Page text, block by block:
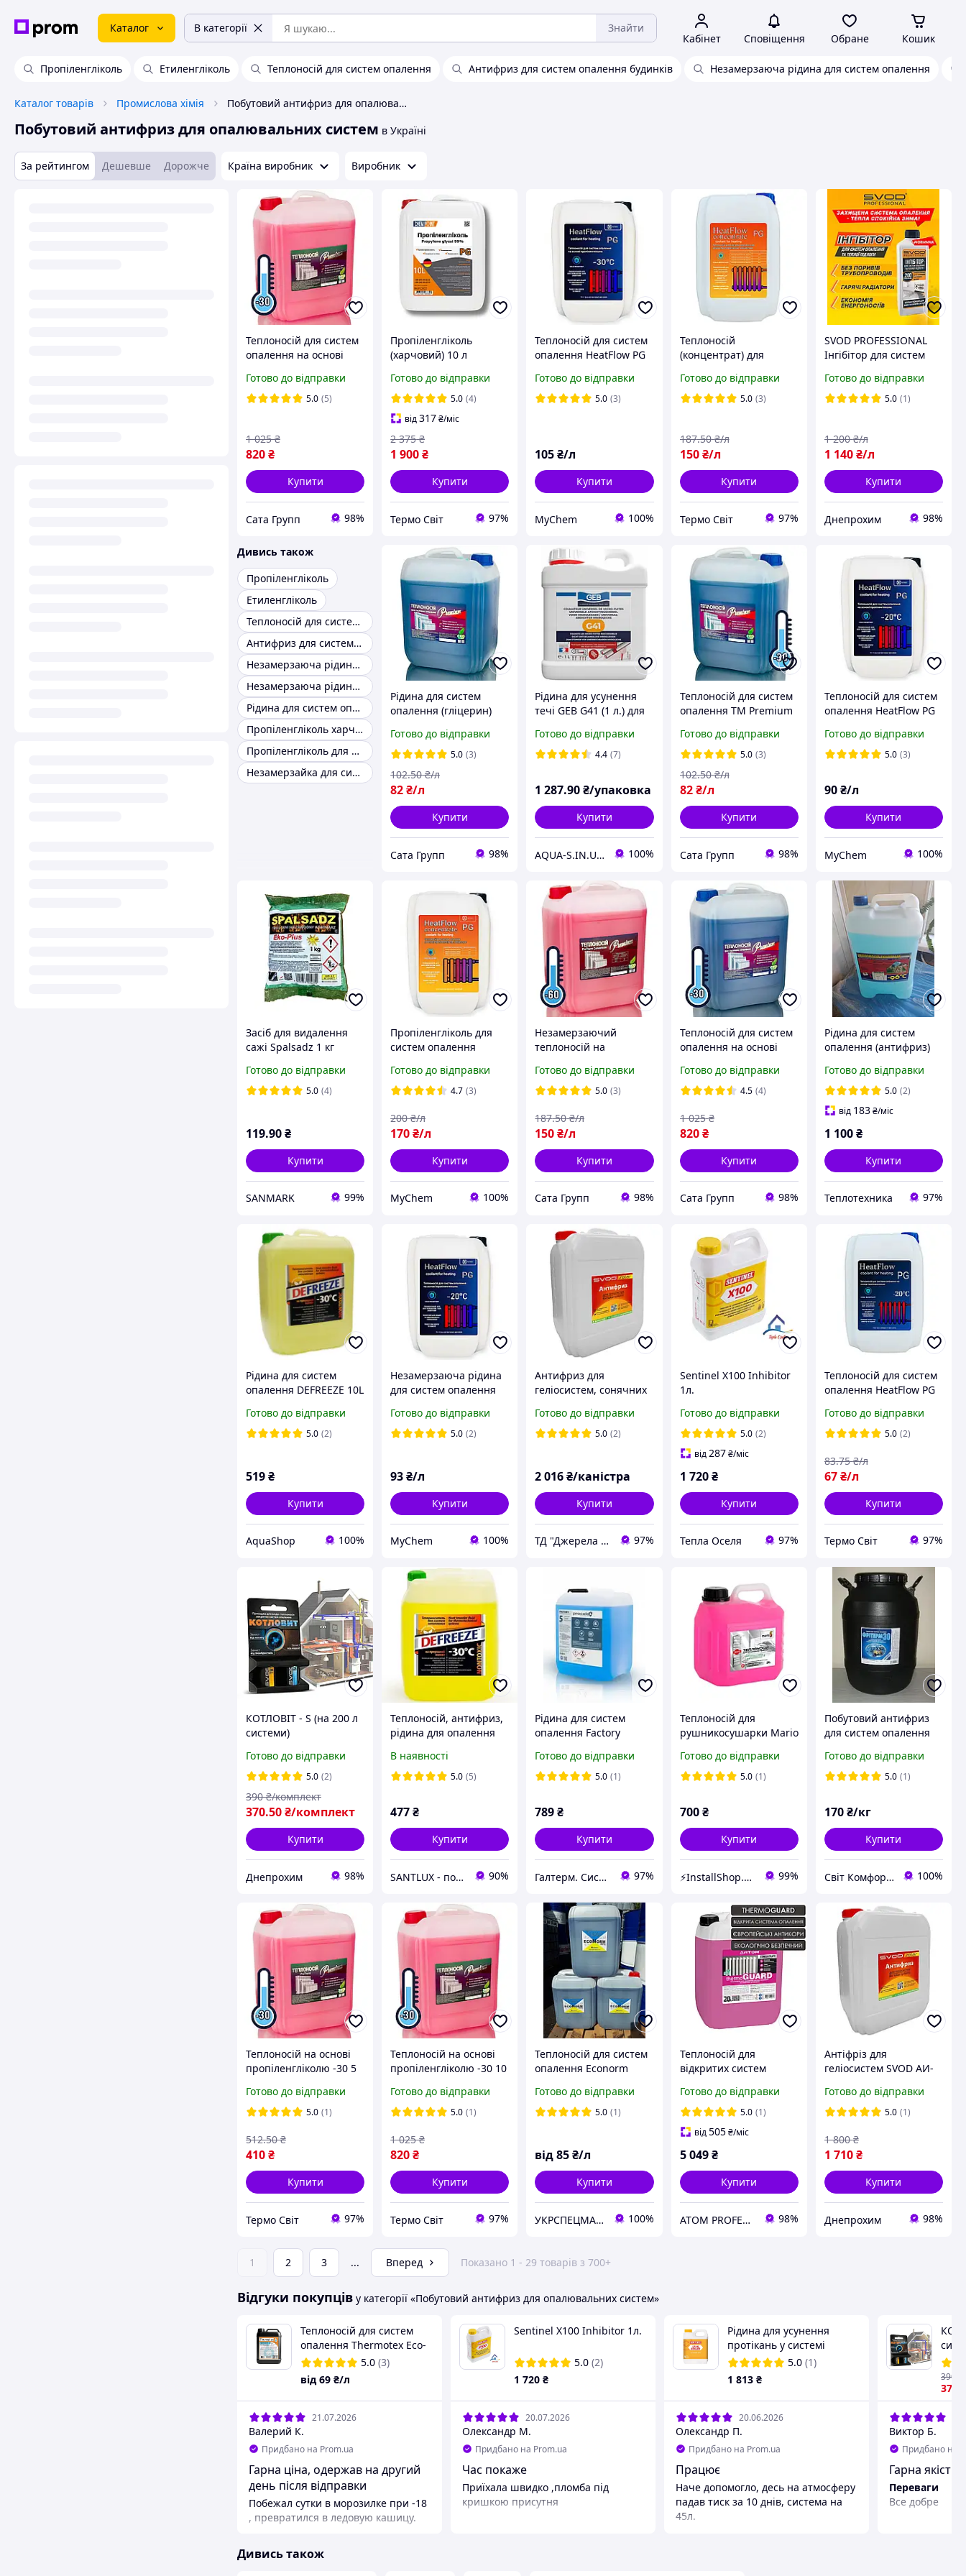
Каталог В категорії Знайти
Кабінет Сповіщення Обране Кошик
Пропіленгліколь Етиленгліколь Теплоносій для систем опалення Антифриз для систем опалення будинків Незамерзаюча рідина для систем опалення
Каталог товарів Промислова хімія Побутовий антифриз для опалювальних систем
Побутовий антифриз для опалювальних систем в Україні
За рейтингом Дешевше Дорожче Країна виробник Виробник
Теплоносій для систем
опалення на основі
10 л
Готово до відправки
5.0 (5)
820₴
1 025 ₴
Купити
Сата Групп 98%
Пропіленгліколь
(харчовий) 10 л
Готово до відправки
5.0 (4)
від317₴/міс
1 900₴
2 375 ₴
Купити
Термо Свiт 97%
Теплоносій для систем
опалення HeatFlow PG
пропіленгліколю -30ºС
(побутовий антифриз)
Готово до відправки
5.0 (3)
105₴/л
Купити
MyChem 100%
Теплоносій
(концентрат) для
Heatflow PG на основі
пропіленгліколю
Готово до відправки
5.0 (3)
150 ₴/л
187.50 ₴/л
Купити
Термо Свiт 97%
SVOD PROFESSIONAL
Інгібітор для систем
будинок", 1 л (на 200
літрів системи)
Готово до відправки
5.0 (1)
1 140₴/л
1 200 ₴/л
Купити
Днепрохим 98%
Дивись також
Пропіленгліколь
Етиленгліколь
Теплоносій для систем опалення
Антифриз для систем опалення будинків
Незамерзаюча рідина для систем опалення
Незамерзаюча рідина для опалення будинку
Рідина для систем опалення
Пропіленгліколь харчової
Пропіленгліколь для опалення
Незамерзайка для систем опалення
Рідина для систем
опалення (гліцерин)
Готово до відправки
5.0 (3)
82₴/л
102.50 ₴/л
Купити
Сата Групп 98%
Рідина для усунення
течі GEB G41 (1 л.) для
(Франція) 105580
Готово до відправки
4.4 (7)
1 287.90₴/упаковка
Купити
AQUA-S.IN.UA Професійна Сантехніка 100%
Теплоносій для систем
опалення TM Premium
Готово до відправки
5.0 (3)
82 ₴/л
102.50 ₴/л
Купити
Сата Групп 98%
Теплоносій для систем
опалення HeatFlow PG
пропіленгліколю -20ºС
(побутовий антифриз)
Готово до відправки
5.0 (3)
90₴/л
Купити
MyChem 100%
Засіб для видалення
сажі Spalsadz 1 кг
Готово до відправки
5.0 (4)
119.90₴
Купити
SANMARK 99%
Пропіленгліколь для
систем опалення
концентрат (для котлів
та радіаторів)
Готово до відправки
4.7 (3)
170₴/л
200 ₴/л
Купити
MyChem 100%
Незамерзаючий
теплоносій на
(концентрат) TM
Premium
Готово до відправки
5.0 (3)
150₴/л
187.50 ₴/л
Купити
Сата Групп 98%
Теплоносій для систем
опалення на основі
Готово до відправки
4.5 (4)
820 ₴
1 025 ₴
Купити
Сата Групп 98%
Рідина для систем
опалення (антифриз)
Готово до відправки
5.0 (2)
від 183₴/міс
1 100₴
Купити
Теплотехника 97%
Рідина для систем
опалення DEFREEZE 10L
Готово до відправки
5.0 (2)
519₴
Купити
AquaShop 100%
Незамерзаюча рідина
для систем опалення
пропіленгліколю -20ºС
(теплоносій)
Готово до відправки
5.0 (2)
93₴/л
Купити
MyChem 100%
Антифриз для
геліосистем, сонячних
насосів SVOD АІ-Solar
Готово до відправки
5.0 (2)
2 016₴/каністра
Купити
ТД "Джерела М" 97%
Sentinel X100 Inhibitor
1л.
Готово до відправки
5.0 (2)
від287 ₴/міс
1 720 ₴
Купити
Тепла Оселя 97%
Теплоносій для систем
опалення HeatFlow PG
пропіленгліколю -20ºС
(побутовий антифриз)
Готово до відправки
5.0 (2)
67₴/л
83.75 ₴/л
Купити
Термо Свiт 97%
КОТЛОВІТ - S (на 200 л
системи)
Готово до відправки
5.0 (2)
370.50₴/комплект
390 ₴/комплект
Купити
Днепрохим 98%
Теплоносій, антифриз,
рідина для опалення
В наявності
5.0 (5)
477₴
Купити
SANTLUX - постачальник інженерної сантехніки та інструментів 90%
Рідина для систем
опалення Factory
Готово до відправки
5.0 (1)
789₴
Купити
Галтерм. Системи опалення, водопостачання та водовідведення. 97%
Теплоносій для
рушникосушарки Mario
Готово до відправки
5.0 (1)
700 ₴
Купити
⚡InstallShop.com.ua⚡ 99%
Побутовий антифриз
для систем опалення
(ВЕЛТЕРМ-ПРО)
Готово до відправки
5.0 (1)
170₴/кг
Купити
Світ Комфорту - технологічне та кліматичне обладнання, побутова техніка. 100%
Теплоносій на основі
пропіленгліколю -30 5
Готово до відправки
5.0 (1)
410₴
512.50 ₴
Купити
Термо Свiт 97%
Теплоносій на основі
пропіленгліколю -30 10
Готово до відправки
5.0 (1)
820₴
1 025 ₴
Купити
Термо Свiт 97%
Теплоносій для систем
опалення Econorm
антифриз Еконорм
Готово до відправки
5.0 (1)
від85₴/л
Купити
УКРСПЕЦМАСЛА ТД, ТОВ 100%
Теплоносій для
відкритих систем
установок
THERMOGUARD, 20L
Готово до відправки
5.0 (1)
від505 ₴/міс
5 049 ₴
Купити
ATOM PROFESSIONAL - Інтернет магазин автохімії 98%
Антіфріз для
геліосистем SVOD АИ-
Готово до відправки
5.0 (1)
1 710₴
1 800 ₴
Купити
Днепрохим 98%
1 2 3 ... Вперед Показано 1 - 29 товарів з 700+
Відгуки покупців у категорії «Побутовий антифриз для опалювальних систем»
Теплоносій для систем
опалення Thermotex Eco-
30 °C 1Л.
5.0 (3)
від 69 ₴/л
21.07.2026
Валерий К.
Придбано на Prom.ua
Гарна ціна, одержав на другий
день після відправки
Побежал сутки в морозилке при -18
, превратился в ледовую кашицу.
Sentinel X100 Inhibitor 1л.
5.0 (2)
1 720 ₴
20.07.2026
Олександр М.
Придбано на Prom.ua
Час покаже
Приїхала швидко ,пломба під
кришкою присутня
Рідина для усунення
протікань у системі
опалення Sentinel Leak
Sealer
5.0 (1)
1 813 ₴
20.06.2026
Олександр П.
Придбано на Prom.ua
Працює
Наче допомогло, десь на атмосферу
падав тиск за 10 днів, система на
45л.
370
390
Виктор Б.
Придбано на
Гарна якість
Переваги
Все добре
Дивись також